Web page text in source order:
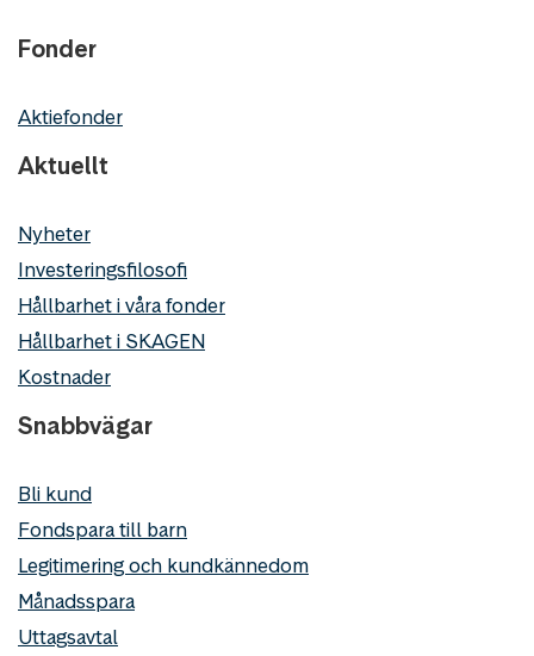
Fonder
Aktiefonder
Aktuellt
Nyheter
Investeringsfilosofi
Hållbarhet i våra fonder
Hållbarhet i SKAGEN
Kostnader
Snabbvägar
Bli kund
Fondspara till barn
Legitimering och kundkännedom
Månadsspara
Uttagsavtal